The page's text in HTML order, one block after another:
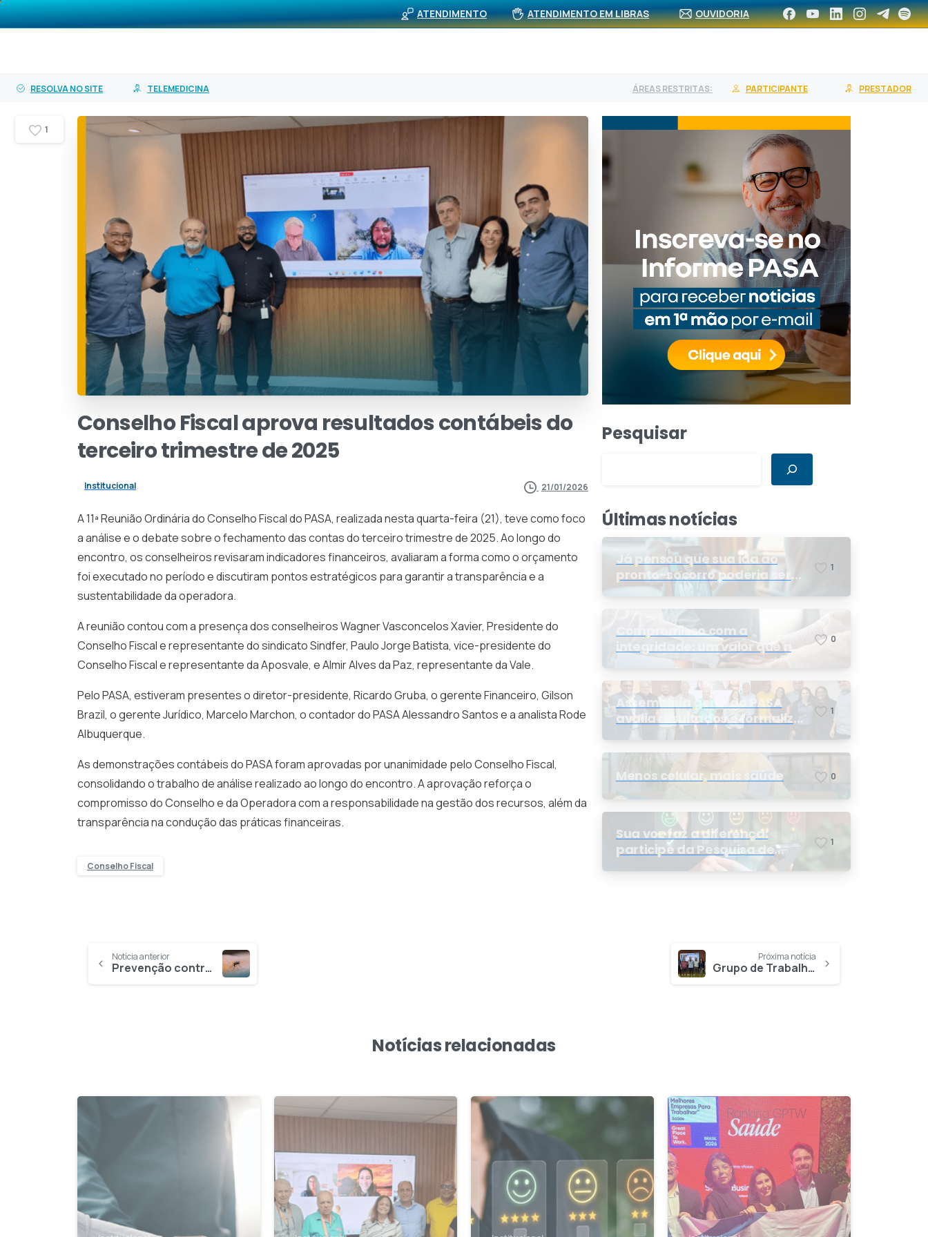
conteúdo
ATENDIMENTO ATENDIMENTO EM LIBRAS OUVIDORIA
O PASA Planos Serviços Rede Própria (APS) Notícias BUSCA DE REDE ASSOCIE-SE CONTRATE UM PLANO
RESOLVA NO SITE TELEMEDICINA ÁREAS RESTRITAS: PARTICIPANTE PRESTADOR
ConselhoFiscalaprova resultadoscontábeisdo
terceirotrimestrede2025
Institucional 21/01/2026
A 11ª Reunião Ordinária do Conselho Fiscal do PASA, realizada nesta quarta-feira (21), teve como foco
a análise e o debate sobre o fechamento das contas do terceiro trimestre de 2025. Ao longo do
encontro, os conselheiros revisaram indicadores financeiros, avaliaram a forma como o orçamento
foi executado no período e discutiram pontos estratégicos para garantir a transparência e a
sustentabilidade da operadora.
A reunião contou com a presença dos conselheiros Wagner Vasconcelos Xavier, Presidente do
Conselho Fiscal e representante do sindicato Sindfer, Paulo Jorge Batista, vice-presidente do
Conselho Fiscal e representante da Aposvale, e Almir Alves da Paz, representante da Vale.
Pelo PASA, estiveram presentes o diretor-presidente, Ricardo Gruba, o gerente Financeiro, Gilson
Brazil, o gerente Jurídico, Marcelo Marchon, o contador do PASA Alessandro Santos e a analista Rode
Albuquerque.
As demonstrações contábeis do PASA foram aprovadas por unanimidade pelo Conselho Fiscal,
consolidando o trabalho de análise realizado ao longo do encontro. A aprovação reforça o
compromisso do Conselho e da Operadora com a responsabilidade na gestão dos recursos, além da
transparência na condução das práticas financeiras.
Conselho Fiscal
1
Pesquisar
Últimas notícias
Já pensou que sua ida ao
pronto-socorro poderia ser
resolvida por telemedicina?
1
Compromisso com a
integridade: um valor que nos
0
Assembleia geral do PASA
avalia resultados e formaliza
a eleição da nova conselheira
1
Menos celular, mais saúde 0
Sua voz faz a diferença:
participe da Pesquisa de
Satisfação 2026
1
Notícia anterior
Prevenção contra o mosquito Aedes aegypti é sempre a melhor solução
Próxima notícia
Grupo de Trabalho do PASA aprofunda análises sobre cenários da ADC 90
Notícias relacionadas
1 0